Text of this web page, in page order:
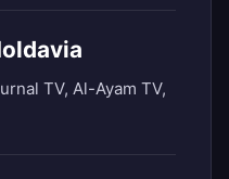
TV, Al-Ayam TV,